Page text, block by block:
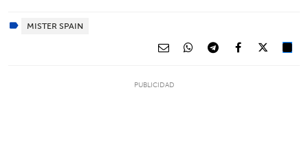
MISTER SPAIN